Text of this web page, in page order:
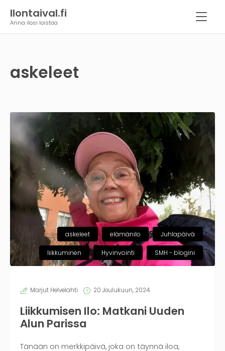
Ilontaival.fi
Anna ilosi loistaa
askeleet
askeleet elämänilo Juhlapäivä
liikkuminen Hyvinvointi SMH - blogini
Marjut Helvelahti 20 Joulukuun, 2024
Liikkumisen Ilo: Matkani Uuden
Alun Parissa
Tänään on merkkipäivä, joka on täynnä iloa,